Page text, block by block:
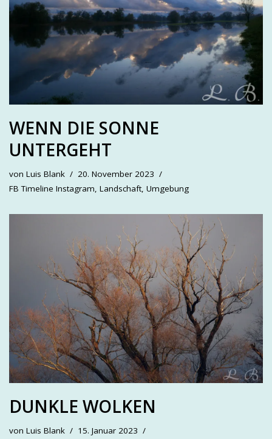
WENN DIE SONNE
UNTERGEHT
von Luis Blank
20. November 2023
FB Timeline Instagram, Landschaft, Umgebung
DUNKLE WOLKEN
von Luis Blank
15. Januar 2023